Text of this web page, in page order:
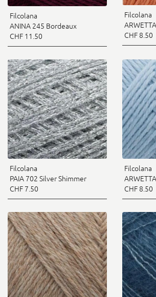
Filcolana
ANINA 245 Bordeaux
CHF 11.50
Filcolana
CHF 8.50
Filcolana
PAIA 702 Silver Shimmer
CHF 7.50
Filcolana
CHF 8.50